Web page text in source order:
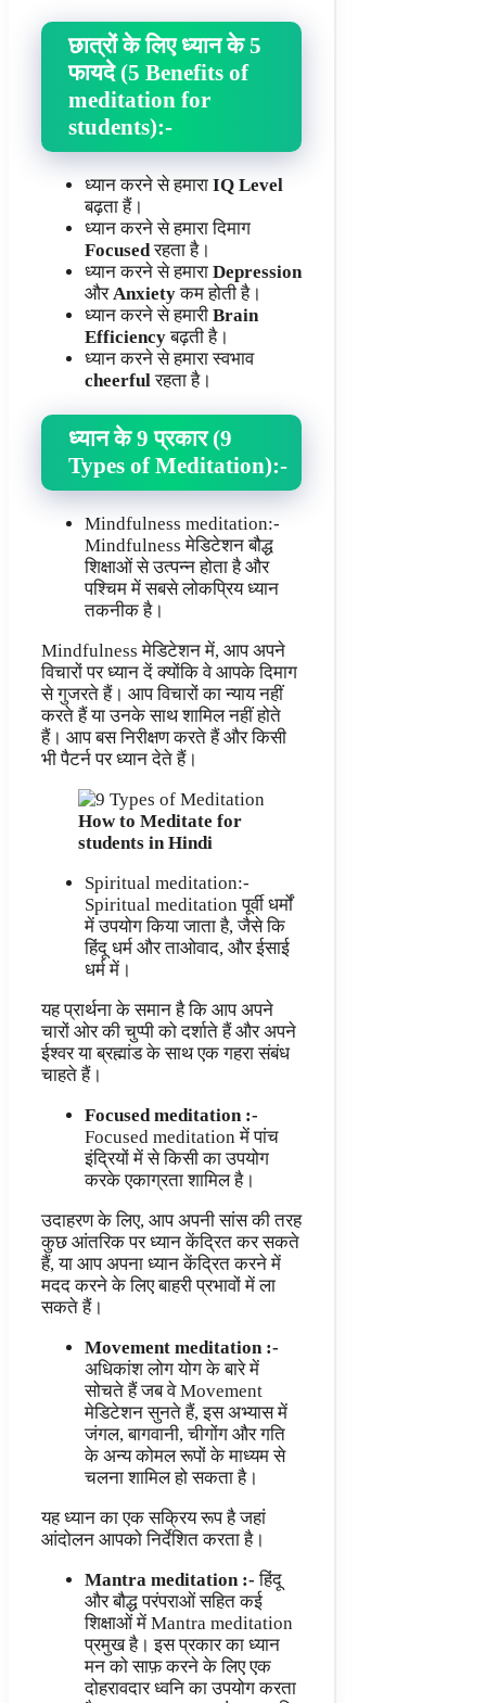
छात्रों के लिए ध्यान के 5
फायदे (5 Benefits of
meditation for
students):-
ध्यान करने से हमारा IQ Level
बढ़ता हैं।
ध्यान करने से हमारा दिमाग
Focusedरहता है।
ध्यान करने से हमारा Depression
औरAnxietyकम होती है।
ध्यान करने से हमारी Brain
Efficiencyबढ़ती है।
ध्यान करने से हमारा स्वभाव
cheerfulरहता है।
ध्यान के 9 प्रकार (9
Types of Meditation):-
Mindfulness meditation:-
Mindfulness मेडिटेशन बौद्ध
शिक्षाओं से उत्पन्न होता है और
पश्चिम में सबसे लोकप्रिय ध्यान
तकनीक है।
Mindfulness मेडिटेशन में, आप अपने
विचारों पर ध्यान दें क्योंकि वे आपके दिमाग
से गुजरते हैं। आप विचारों का न्याय नहीं
करते हैं या उनके साथ शामिल नहीं होते
हैं। आप बस निरीक्षण करते हैं और किसी
भी पैटर्न पर ध्यान देते हैं।
How to Meditate for
students in Hindi
Spiritual meditation:-
Spiritual meditation पूर्वी धर्मों
में उपयोग किया जाता है, जैसे कि
हिंदू धर्म और ताओवाद, और ईसाई
धर्म में।
यह प्रार्थना के समान है कि आप अपने
चारों ओर की चुप्पी को दर्शाते हैं और अपने
ईश्वर या ब्रह्मांड के साथ एक गहरा संबंध
चाहते हैं।
Focused meditation :-
Focused meditation में पांच
इंद्रियों में से किसी का उपयोग
करके एकाग्रता शामिल है।
उदाहरण के लिए, आप अपनी सांस की तरह
कुछ आंतरिक पर ध्यान केंद्रित कर सकते
हैं, या आप अपना ध्यान केंद्रित करने में
मदद करने के लिए बाहरी प्रभावों में ला
सकते हैं।
Movement meditation :-
अधिकांश लोग योग के बारे में
सोचते हैं जब वे Movement
मेडिटेशन सुनते हैं, इस अभ्यास में
जंगल, बागवानी, चीगोंग और गति
के अन्य कोमल रूपों के माध्यम से
चलना शामिल हो सकता है।
यह ध्यान का एक सक्रिय रूप है जहां
आंदोलन आपको निर्देशित करता है।
Mantra meditation :-हिंदू
और बौद्ध परंपराओं सहित कई
शिक्षाओं में Mantra meditation
प्रमुख है। इस प्रकार का ध्यान
मन को साफ़ करने के लिए एक
दोहरावदार ध्वनि का उपयोग करता